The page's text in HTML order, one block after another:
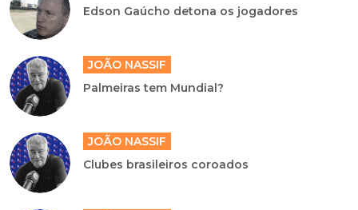
Edson Gaúcho detona os jogadores
JOÃO NASSIF
Palmeiras tem Mundial?
JOÃO NASSIF
Clubes brasileiros coroados